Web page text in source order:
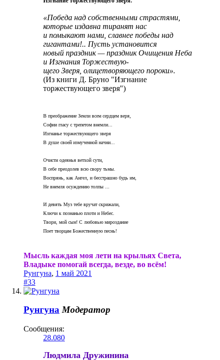
«Победа над собственными страстями,
которые издавна тиранят нас
и помыкают нами, славнее победы над
гигантами!.. Пусть установится
новый праздник — праздник Очищения Неба
и Изгнания Торжествую-
щего Зверя, олицетворяющего пороки».
(Из книги Д. Бруно "Изгнание
торжествующего зверя")
В преображение Земли всем сердцем веря,
Софии гласу с трепетом внемли...
Изгнанье торжествующего зверя
В душе своей измученной начни...
Очисти одеянья ветхой сути,
В себе преодолев всю свору тьмы.
Воспрянь, как Ангел, и бесстрашно будь им,
Не внемля осуждению толпы ...
И девять Муз тебе вручат скрижали,
Ключи к познанью плоти и Небес.
Твори, мой сын! С любовью мироздание
Поет творцам Божественную песнь!
Мысль каждая моя лети на крыльях Света,
Владыке помогай всегда, везде, во всём!
Рунгуна, 1 май 2021
#33
Рунгуна Модератор
Сообщения:
28.080
Людмила Дружинина